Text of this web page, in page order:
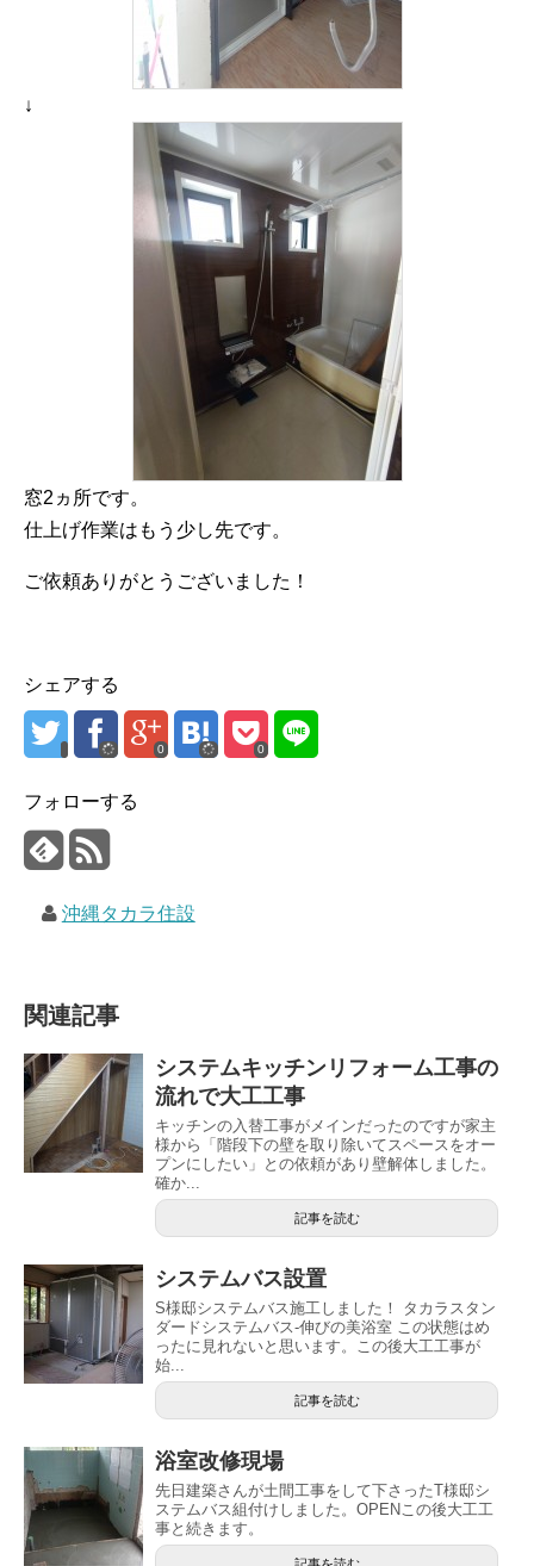
↓
窓2ヵ所です。
仕上げ作業はもう少し先です。
ご依頼ありがとうございました！
シェアする
0 0
フォローする
沖縄タカラ住設
関連記事
システムキッチンリフォーム工事の
流れで大工工事
キッチンの入替工事がメインだったのですが家主
様から「階段下の壁を取り除いてスペースをオー
プンにしたい」との依頼があり壁解体しました。
確か...
記事を読む
システムバス設置
S様邸システムバス施工しました！ タカラスタン
ダードシステムバス-伸びの美浴室 この状態はめ
ったに見れないと思います。この後大工工事が
始...
記事を読む
浴室改修現場
先日建築さんが土間工事をして下さったT様邸シ
ステムバス組付けしました。OPENこの後大工工
事と続きます。